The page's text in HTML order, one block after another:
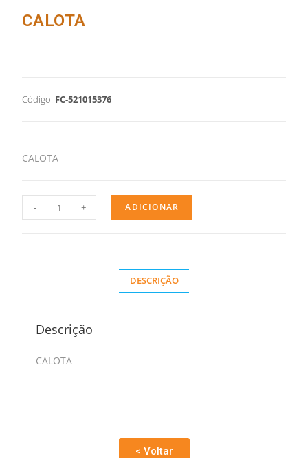
CALOTA
Código: FC-521015376
CALOTA
- + ADICIONAR
DESCRIÇÃO
Descrição
CALOTA
< Voltar